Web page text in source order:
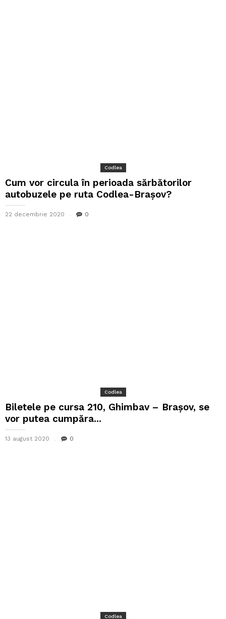
Codlea
Cum vor circula în perioada sărbătorilor
autobuzele pe ruta Codlea-Brașov?
22 decembrie 2020 0
Codlea
Biletele pe cursa 210, Ghimbav – Brașov, se
vor putea cumpăra...
13 august 2020 0
Codlea